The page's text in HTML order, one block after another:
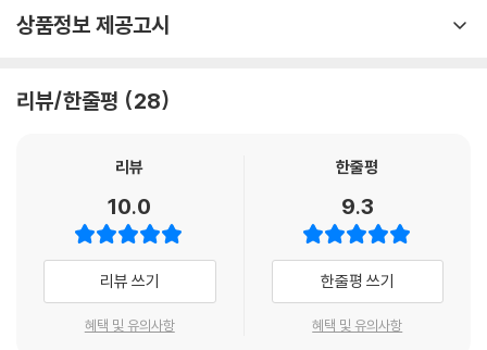
상품정보 제공고시
리뷰/한줄평 28
리뷰
10.0
리뷰 쓰기
혜택 및 유의사항
한줄평
9.3
한줄평 쓰기
혜택 및 유의사항